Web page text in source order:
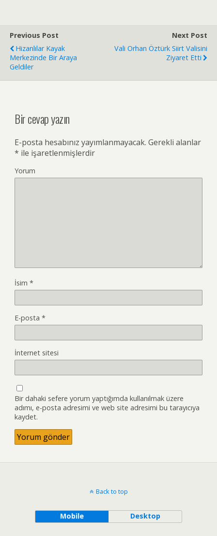
Previous Post
Hizanlılar Kayak
Merkezinde Bir Araya
Geldiler
Next Post
Vali Orhan Öztürk Siirt Valisini
Ziyaret Etti
Bir cevap yazın
E-posta hesabınız yayımlanmayacak. Gerekli alanlar
* ile işaretlenmişlerdir
Yorum
İsim *
E-posta *
İnternet sitesi
Bir dahaki sefere yorum yaptığımda kullanılmak üzere
adımı, e-posta adresimi ve web site adresimi bu tarayıcıya
kaydet.
Back to top
Mobile Desktop